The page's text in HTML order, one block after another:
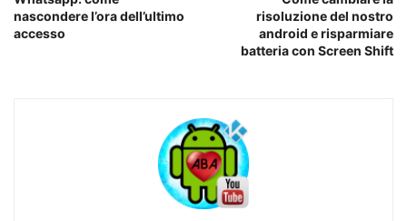
nascondere l’ora dell’ultimo
accesso
risoluzione del nostro
android e risparmiare
batteria con Screen Shift